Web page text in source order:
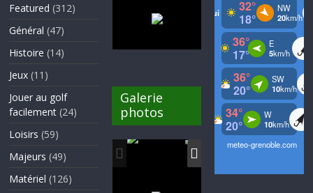
Featured (312)
Général (47)
Histoire (14)
Jeux (11)
Jouer au golf
facilement (24)
Loisirs (59)
Majeurs (49)
Matériel (126)
Galerie
photos